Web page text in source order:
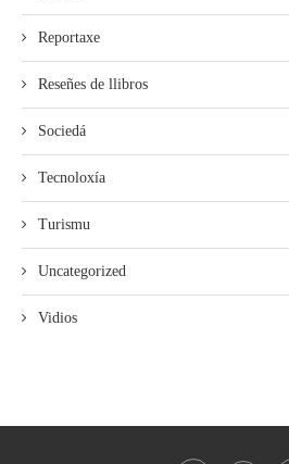
Reportaxe
Reseñes de llibros
Sociedá
Tecnoloxía
Turismu
Uncategorized
Vidios